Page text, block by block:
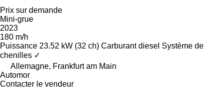
Prix sur demande
Mini-grue
2023
180 m/h
Puissance 23.52 kW (32 ch) Carburant diesel Système de
chenilles ✓
Allemagne, Frankfurt am Main
Automor
Contacter le vendeur